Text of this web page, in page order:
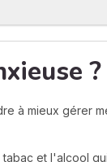
?
à mieux gérer
et l'alcool